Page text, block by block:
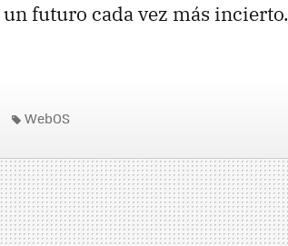
un futuro cada vez más incierto.
WebOS